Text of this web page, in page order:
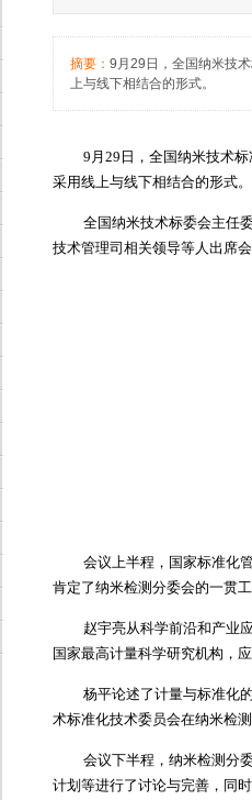
摘要： 9月29日，全国纳米技
上与线下相结合的形式。
9 月 29 日，全国纳米技术
采用线上与线下相结合的形式。
全国纳米技术标委会主任
技术管理司相关领导等人出席
会议上半程，国家标准化
肯定了纳米检测分委会的一贯
赵宇亮从科学前沿和产业
国家最高计量科学研究机构，
杨平论述了计量与标准化
术标准化技术委员会在纳米检
会议下半程，纳米检测分
计划等进行了讨论与完善，同